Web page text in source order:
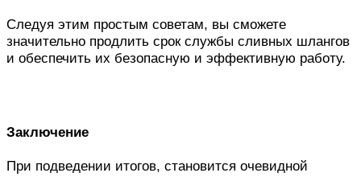
Следуя этим простым советам, вы сможете
значительно продлить срок службы сливных шлангов
и обеспечить их безопасную и эффективную работу.
Заключение
При подведении итогов, становится очевидной